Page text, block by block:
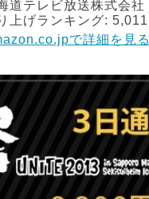
道テレビ放送株式会社
上げランキング: 5,011
で詳細を見る